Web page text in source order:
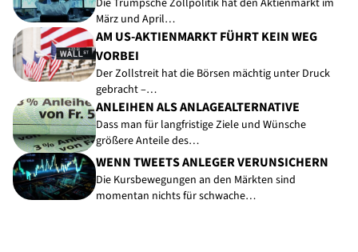
März und April…
AM US-AKTIENMARKT FÜHRT KEIN WEG
VORBEI
Der Zollstreit hat die Börsen mächtig unter Druck
gebracht –…
ANLEIHEN ALS ANLAGEALTERNATIVE
Dass man für langfristige Ziele und Wünsche
größere Anteile des…
WENN TWEETS ANLEGER VERUNSICHERN
Die Kursbewegungen an den Märkten sind
momentan nichts für schwache…